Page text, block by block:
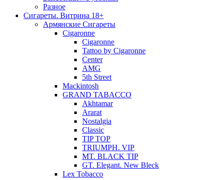
Разное
Сигареты. Витрина 18+
Армянские Сигареты
Cigaronne
Cigaronne
Tattoo by Cigaronne
Center
AMG
5th Street
Mackintosh
GRAND TABACCO
Akhtamar
Ararat
Nostalgia
Classic
TIP TOP
TRIUMPH. VIP
MT. BLACK TIP
GT. Elegant. New Bleck
Lex Tobacco